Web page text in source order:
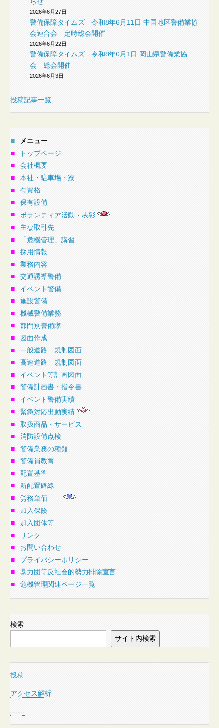
2026年6月27日
警備保障タイムズ 令和8年6月11日 中国地区警備業協
会連合会 定時総会開催
2026年6月22日
警備保障タイムズ 令和8年6月1日 岡山県警備業協
会 総会開催
2026年6月3日
投稿記事一覧
■
メニュー
■
トップページ
■
会社概要
■
本社・駐車場・寮
■
有資格
■
保有設備
■
ボランティア活動・表彰
■
主な取引先
■
「危機管理」講習
■
採用情報
■
業務内容
■
交通誘導警備
■
イベント警備
■
施設警備
■
機械警備業務
■
部門別警備隊
■
図面作成
■
一般道路 規制図面
■
高速道路 規制図面
■
イベント等計画図面
■
警備計画書・指令書
■
イベント警備実績
■
緊急対応出動実績
■
取扱商品・サービス
■
消防設備点検
■
警備業務の種類
■
警備員教育
■
配置基準
■
新配置路線
■
労務単価
■
加入保険
■
加入団体等
■
リンク
■
お問い合わせ
■
プライバシーポリシー
■
暴力団等反社会的勢力排除宣言
■
危機管理関連ページ一覧
検索
サイト内検索
投稿
アクセス解析
------